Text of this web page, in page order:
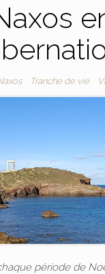
Tranche de vie
période de